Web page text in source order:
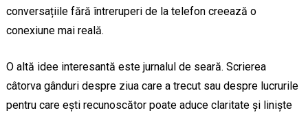
conversațiile fără întreruperi de la telefon creează o
conexiune mai reală.
O altă idee interesantă este jurnalul de seară. Scrierea
câtorva gânduri despre ziua care a trecut sau despre lucrurile
pentru care ești recunoscător poate aduce claritate și liniște